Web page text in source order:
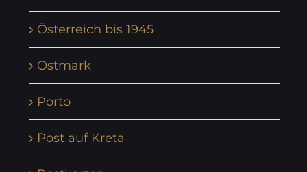
Österreich bis 1945
Ostmark
Porto
Post auf Kreta